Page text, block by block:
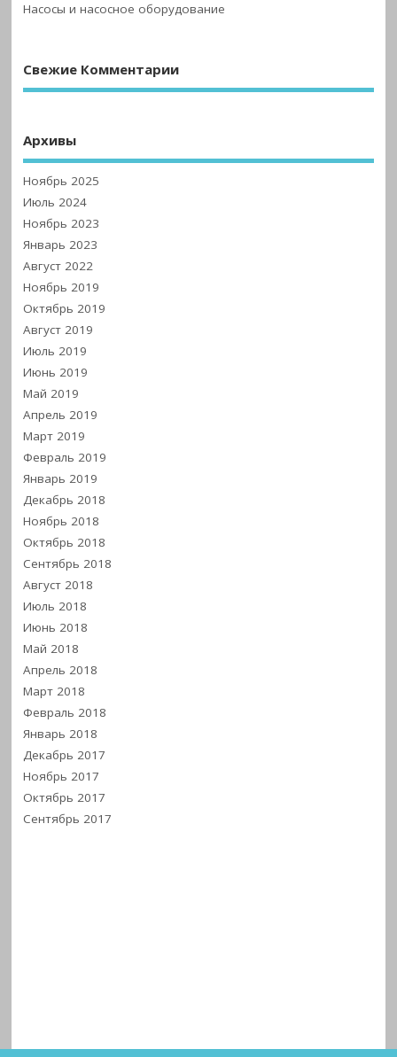
Насосы и насосное оборудование
Свежие Комментарии
Архивы
Ноябрь 2025
Июль 2024
Ноябрь 2023
Январь 2023
Август 2022
Ноябрь 2019
Октябрь 2019
Август 2019
Июль 2019
Июнь 2019
Май 2019
Апрель 2019
Март 2019
Февраль 2019
Январь 2019
Декабрь 2018
Ноябрь 2018
Октябрь 2018
Сентябрь 2018
Август 2018
Июль 2018
Июнь 2018
Май 2018
Апрель 2018
Март 2018
Февраль 2018
Январь 2018
Декабрь 2017
Ноябрь 2017
Октябрь 2017
Сентябрь 2017